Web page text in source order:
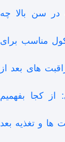
در سن بالا چه
مناسب برای
های بعد از
از کجا بفهمیم
ها و تغذیه بعد